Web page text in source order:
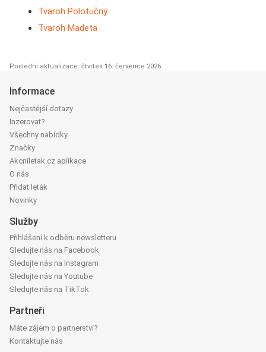
Tvaroh Polotučný
Tvaroh Madeta
Poslední aktualizace: čtvrtek 16. července 2026
Informace
Nejčastější dotazy
Inzerovat?
Všechny nabídky
Značky
Akcniletak.cz aplikace
O nás
Přidat leták
Novinky
Služby
Přihlášení k odběru newsletteru
Sledujte nás na Facebook
Sledujte nás na Instagram
Sledujte nás na Youtube
Sledujte nás na TikTok
Partneři
Máte zájem o partnerství?
Kontaktujte nás